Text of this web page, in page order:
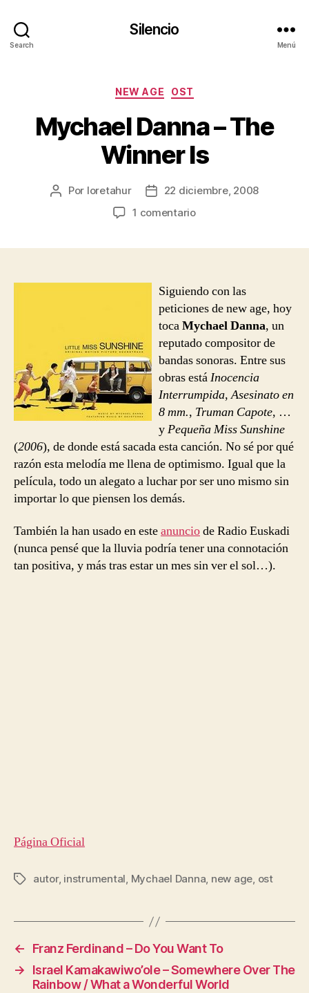
Search
Silencio
Menú
Categorías
NEW AGE OST
Mychael Danna – The
Winner Is
Autor
Por loretahur
Fecha22 diciembre, 2008
1 comentarioen
Winner
Siguiendo con las
peticiones de new age, hoy
tocaMychael Danna, un
reputado compositor de
bandas sonoras. Entre sus
obras estáInocencia
Interrumpida,Asesinato en
8 mm., Truman Capote, …
yPequeña Miss Sunshine
(2006), de donde está sacada esta canción. No sé por qué
razón esta melodía me llena de optimismo. Igual que la
película, todo un alegato a luchar por ser uno mismo sin
importar lo que piensen los demás.
También la han usado en esteanunciode Radio Euskadi
(nunca pensé que la lluvia podría tener una connotación
tan positiva, y más tras estar un mes sin ver el sol…).
Página Oficial
Etiquetas
autor, instrumental, Mychael Danna, new age, ost
←
Franz Ferdinand – Do You Want To
→
Israel Kamakawiwo’ole – Somewhere Over The
Rainbow / What a Wonderful World